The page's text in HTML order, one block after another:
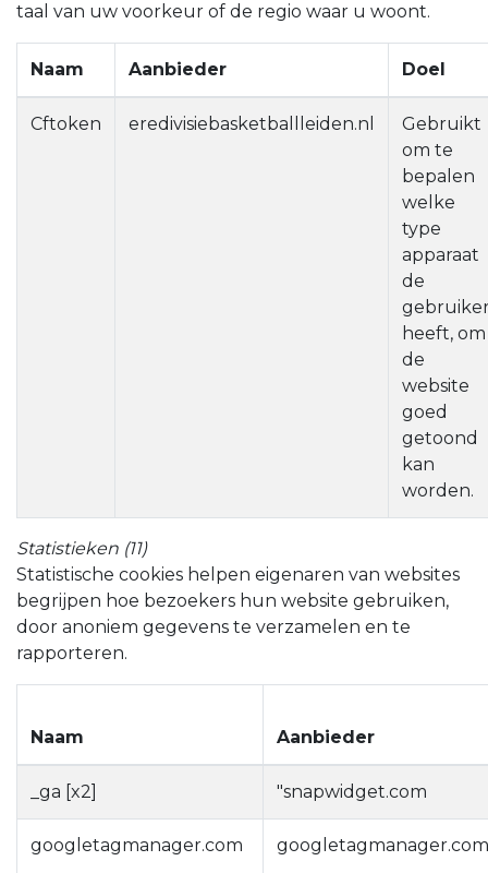
taal van uw voorkeur of de regio waar u woont.
Naam Aanbieder Doel
Cftoken eredivisiebasketballleiden.nl
Gebruikt
om te
bepalen
welke
type
apparaat
de
heeft, om
de
website
goed
getoond
kan
worden.
Statistieken (11)
Statistische cookies helpen eigenaren van websites
begrijpen hoe bezoekers hun website gebruiken,
door anoniem gegevens te verzamelen en te
rapporteren.
Naam Aanbieder
_ga [x2] "snapwidget.com
googletagmanager.com googletagmanager.com